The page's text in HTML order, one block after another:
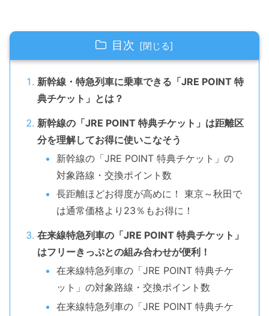
目次
新幹線・特急列車に乗車できる「JRE POINT 特
典チケット」とは？
新幹線の「JRE POINT 特典チケット」は距離区
分を理解してお得に使いこなそう
新幹線の「JRE POINT 特典チケット」の
対象路線・交換ポイント数
長距離ほどお得度が高めに！ 東京～秋田で
は通常価格より23％もお得に！
在来線特急列車の「JRE POINT 特典チケット」
はフリーきっぷとの組み合わせが便利！
在来線特急列車の「JRE POINT 特典チケ
ット」の対象路線・交換ポイント数
在来線特急列車の「JRE POINT 特典チケ